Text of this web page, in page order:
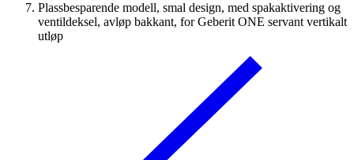
Plassbesparende modell, smal design, med spakaktivering og
ventildeksel, avløp bakkant, for Geberit ONE servant vertikalt
utløp